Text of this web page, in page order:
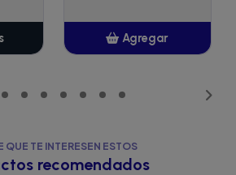
Agregar
QUE TE INTERESEN ESTOS
recomendados